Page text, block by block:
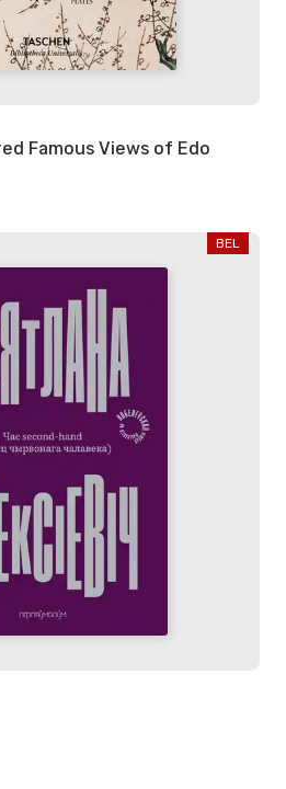
Famous Views of Edo
BEL